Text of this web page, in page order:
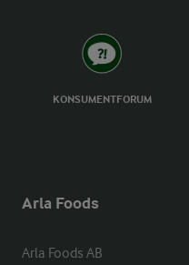
KONSUMENTFORUM
Arla Foods
Arla Foods AB